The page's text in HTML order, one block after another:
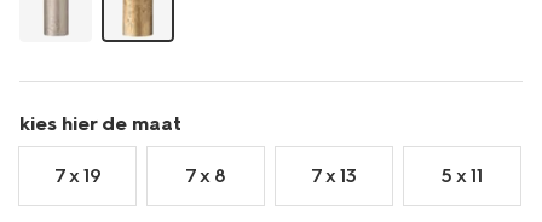
kies hier de maat
7 x 19 7 x 8 7 x 13 5 x 11